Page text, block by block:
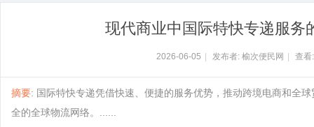
现代商业中国际特快专递服务
2026-06-05 发布者: 榆次便民网 查
摘要: 国际特快专递凭借快速、便捷的服务优势，推动跨境电商和全
全的全球物流网络。......